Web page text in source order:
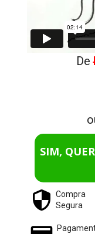
SIM,
Compra
Segura
De